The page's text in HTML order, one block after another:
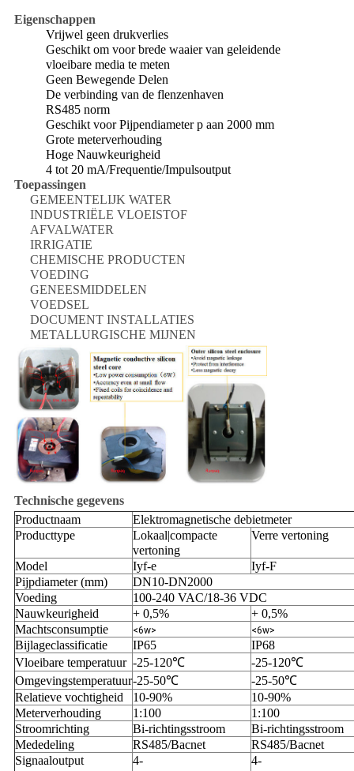
Eigenschappen
Vrijwel geen drukverlies
Geschikt om voor brede waaier van geleidende
vloeibare media te meten
Geen Bewegende Delen
De verbinding van de flenzenhaven
RS485 norm
Geschikt voor Pijpendiameter p aan 2000 mm
Grote meterverhouding
Hoge Nauwkeurigheid
4 tot 20 mA/Frequentie/Impulsoutput
Toepassingen
GEMEENTELIJK WATER
INDUSTRIËLE VLOEISTOF
AFVALWATER
IRRIGATIE
CHEMISCHE PRODUCTEN
VOEDING
GENEESMIDDELEN
VOEDSEL
DOCUMENT INSTALLATIES
METALLURGISCHE MIJNEN
Technische gegevens
Productnaam
Elektromagnetische debietmeter
Producttype
Lokaal|compacte
vertoning
Verre vertoning
Model Iyf-e
Iyf-F
Pijpdiameter (mm)
DN10-DN2000
Voeding
100-240 VAC/18-36 VDC
Nauwkeurigheid
+ 0,5%
+ 0,5%
Machtsconsumptie
<6w> <6w>
Bijlageclassificatie IP65
IP68
Vloeibare temperatuur -25-120℃
-25-120℃
Omgevingstemperatuur-25-50℃
-25-50℃
Relatieve vochtigheid
10-90%
10-90%
Meterverhouding
1:100
1:100
Stroomrichting
Bi-richtingsstroom
Bi-richtingsstroom
Mededeling
RS485/Bacnet
RS485/Bacnet
Signaaloutput
4-
4-